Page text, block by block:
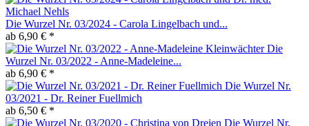
Die Wurzel Nr. 03/2024 - Carola Lingelbach und...
ab 6,90 € *
Die
Wurzel Nr. 03/2022 - Anne-Madeleine...
ab 6,90 € *
Die Wurzel Nr.
03/2021 - Dr. Reiner Fuellmich
ab 6,50 € *
Die Wurzel Nr.